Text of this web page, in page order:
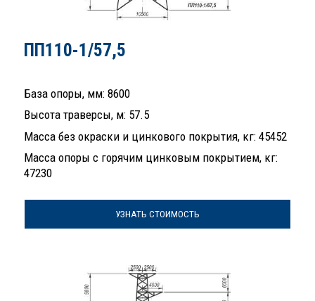
ПП110-1/57,5
База опоры, мм: 8600
Высота траверсы, м: 57.5
Масса без окраски и цинкового покрытия, кг: 45452
Масса опоры с горячим цинковым покрытием, кг:
47230
УЗНАТЬ СТОИМОСТЬ